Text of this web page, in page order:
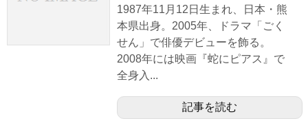
1987年11月12日生まれ、日本・熊
本県出身。2005年、ドラマ「ごく
せん」で俳優デビューを飾る。
2008年には映画『蛇にピアス』で
全身入...
記事を読む